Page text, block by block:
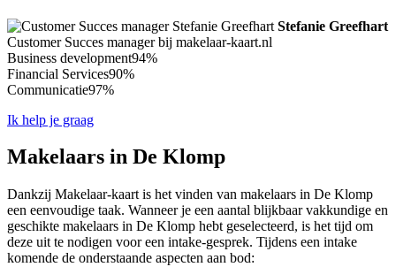
Stefanie Greefhart
Customer Succes manager bij makelaar-kaart.nl
Business development94%
Financial Services90%
Communicatie97%
Ik help je graag
Makelaars in De Klomp
Dankzij Makelaar-kaart is het vinden van makelaars in De Klomp
een eenvoudige taak. Wanneer je een aantal blijkbaar vakkundige en
geschikte makelaars in De Klomp hebt geselecteerd, is het tijd om
deze uit te nodigen voor een intake-gesprek. Tijdens een intake
komende de onderstaande aspecten aan bod: